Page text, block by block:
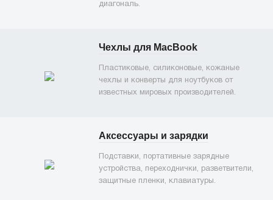
диагональ.
Чехлы для MacBook
Пластиковые, силиконовые, кожаные
чехлы и конверты для ноутбуков от
известных мировых производителей.
Аксессуары и зарядки
Подставки, портативные зарядные
устройства, переходнички, разветвители,
защитные пленки, клавиатуры.